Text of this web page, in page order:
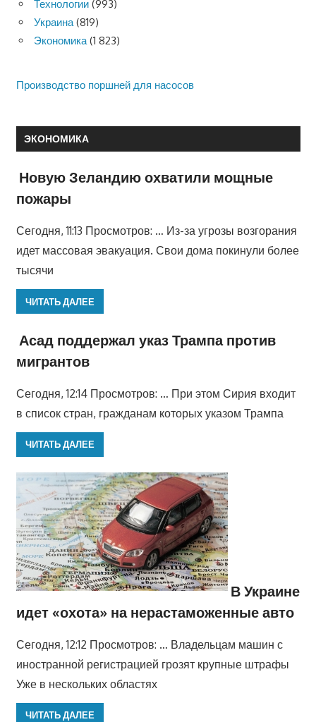
Технологии (993)
Украина(819)
Экономика(1 823)
Производство поршней для насосов
ЭКОНОМИКА
Новую Зеландию охватили мощные
пожары
Сегодня, 11:13 Просмотров: … Из-за угрозы возгорания
идет массовая эвакуация. Свои дома покинули более
тысячи
ЧИТАТЬ ДАЛЕЕ
Асад поддержал указ Трампа против
мигрантов
Сегодня, 12:14 Просмотров: … При этом Сирия входит
в список стран, гражданам которых указом Трампа
ЧИТАТЬ ДАЛЕЕ
В Украине
идет «охота» на нерастаможенные авто
Сегодня, 12:12 Просмотров: … Владельцам машин с
иностранной регистрацией грозят крупные штрафы
Уже в нескольких областях
ЧИТАТЬ ДАЛЕЕ